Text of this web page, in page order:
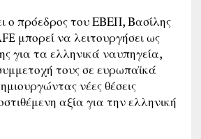
ο πρόεδρος του ΕΒΕΠ, Βασίλης
μπορεί να λειτουργήσει ως
για τα ελληνικά ναυπηγεία,
τους σε ευρωπαϊκά
νέες θέσεις
αξία για την ελληνική